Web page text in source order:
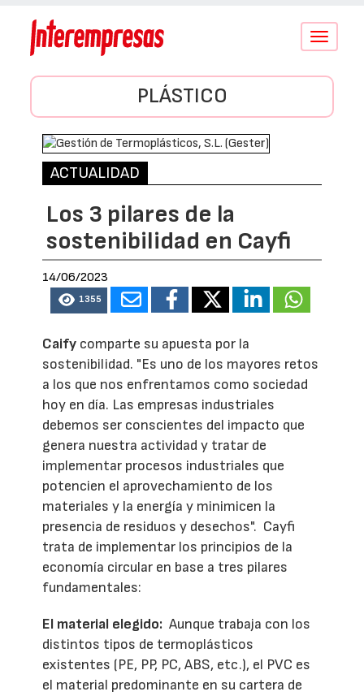
Conmutar
PLÁSTICO
ACTUALIDAD
Los 3 pilares de la
sostenibilidad en Cayfi
14/06/2023
1355
Caify comparte su apuesta por la
sostenibilidad. "Es uno de los mayores retos
a los que nos enfrentamos como sociedad
hoy en día. Las empresas industriales
debemos ser conscientes del impacto que
genera nuestra actividad y tratar de
implementar procesos industriales que
potencien el aprovechamiento de los
materiales y la energía y minimicen la
presencia de residuos y desechos". Cayfi
trata de implementar los principios de la
economía circular en base a tres pilares
fundamentales:
El material elegido:Aunque trabaja con los
distintos tipos de termoplásticos
existentes (PE, PP, PC, ABS, etc.), el PVC es
el material predominante en su cartera de